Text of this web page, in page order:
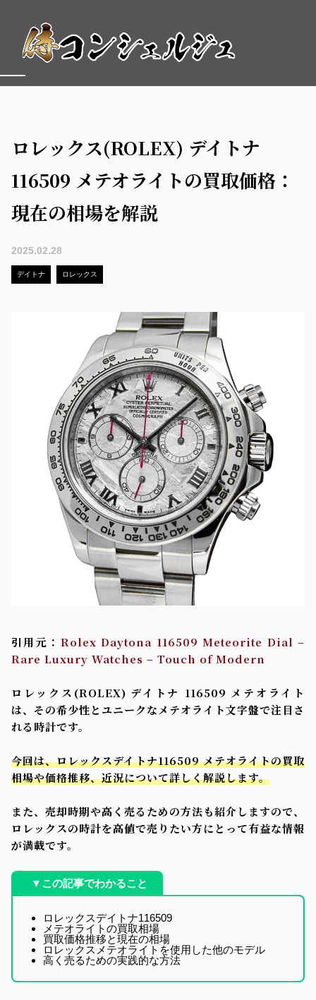
ロレックス(ROLEX) デイトナ
116509 メテオライトの買取価格：
現在の相場を解説
2025.02.28
デイトナ ロレックス
引用元： Rolex Daytona 116509 Meteorite Dial –
Rare Luxury Watches – Touch of Modern
ロレックス(ROLEX) デイトナ 116509 メテオライト
は、その希少性とユニークなメテオライト文字盤で注目さ
れる時計です。
今回は、ロレックスデイトナ116509 メテオライトの買取
相場や価格推移、近況について詳しく解説します。
また、売却時期や高く売るための方法も紹介しますので、
ロレックスの時計を高値で売りたい方にとって有益な情報
が満載です。
▼この記事でわかること
ロレックスデイトナ116509
メテオライトの買取相場
買取価格推移と現在の相場
ロレックスメテオライトを使用した他のモデル
高く売るための実践的な方法